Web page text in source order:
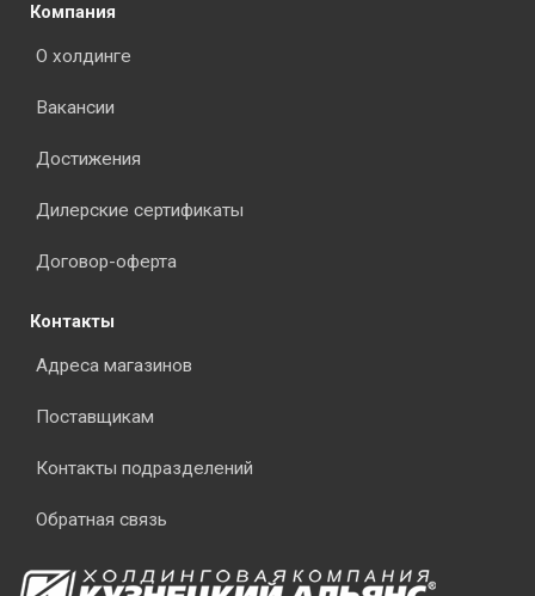
Компания
О холдинге
Вакансии
Достижения
Дилерские сертификаты
Договор-оферта
Контакты
Адреса магазинов
Поставщикам
Контакты подразделений
Обратная связь